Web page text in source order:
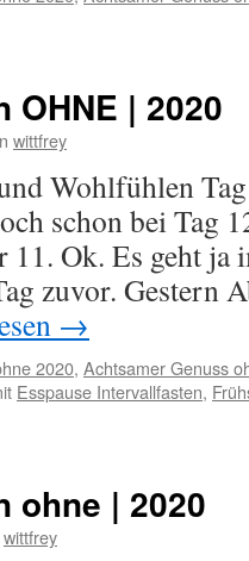
OHNE | 2020
wittfrey
Wohlfühlen
schon bei Tag
11. Ok. Es geht ja
zuvor. Gestern
→
2020, Achtsamer Genuss
Esspause Intervallfasten,
ohne | 2020
wittfrey